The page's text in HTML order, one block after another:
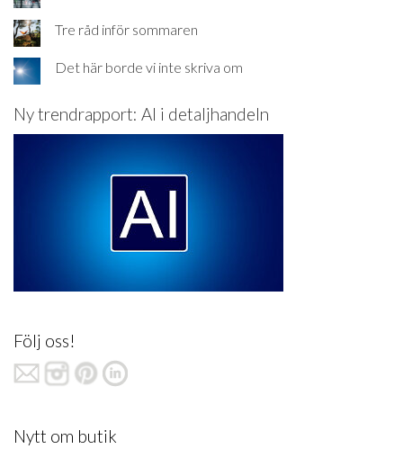
Tre råd inför sommaren
Det här borde vi inte skriva om
Ny trendrapport: AI i detaljhandeln
Följ oss!
Nytt om butik